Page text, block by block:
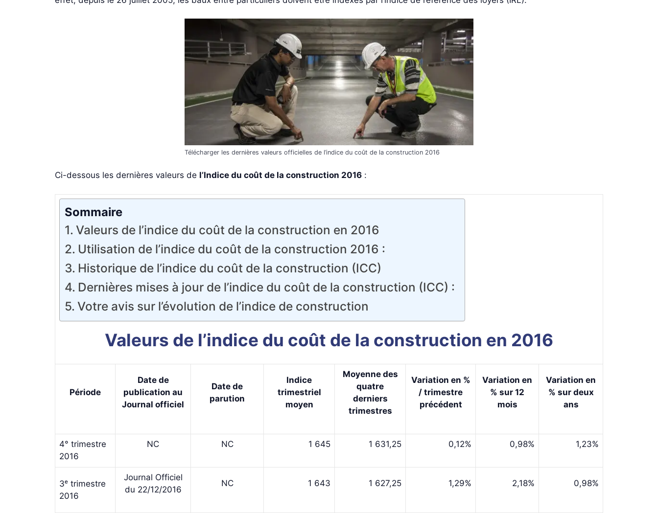
Télécharger les dernières valeurs officielles de l’indice du coût de la construction 2016
Ci-dessous les dernières valeurs de l’Indice du coût de la construction 2016 :
Sommaire
Valeurs de l’indice du coût de la construction en 2016
Utilisation de l’indice du coût de la construction 2016 :
Historique de l’indice du coût de la construction (ICC)
Dernières mises à jour de l’indice du coût de la construction (ICC) :
Votre avis sur l’évolution de l’indice de construction
Valeurs de l’indice du coût de la construction en 2016
Période
Date de
publication au
Journal officiel
Date de
parution
Indice
trimestriel
moyen
Moyenne des
quatre
derniers
trimestres
Variation en %
/ trimestre
précédent
Variation en
% sur 12
mois
Variation en
% sur deux
ans
4° trimestre
2016
NC NC 1 645 1 631,25 0,12% 0,98% 1,23%
3ᵉ trimestre
2016
Journal Officiel
du 22/12/2016
NC 1 643 1 627,25 1,29% 2,18% 0,98%